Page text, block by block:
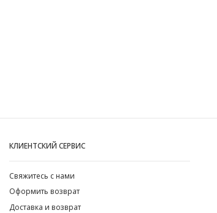
КЛИЕНТСКИЙ СЕРВИС
Свяжитесь с нами
Оформить возврат
Доставка и возврат